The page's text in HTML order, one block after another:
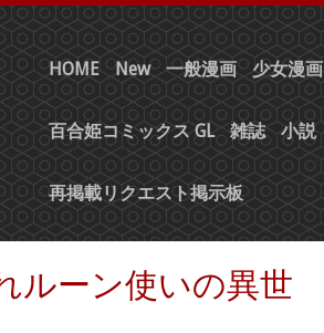
HOME New 一般漫画 少女漫画
百合姫コミックス GL 雑誌 小説
再掲載リクエスト掲示板
ルーン使いの異世